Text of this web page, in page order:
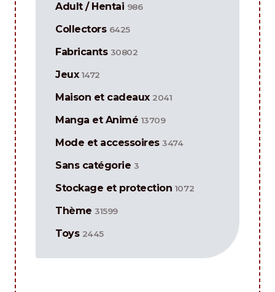
Adult / Hentai 986
Collectors 6425
Fabricants 30802
Jeux 1472
Maison et cadeaux 2041
Manga et Animé 13709
Mode et accessoires 3474
Sans catégorie 3
Stockage et protection 1072
Thème 31599
Toys 2445